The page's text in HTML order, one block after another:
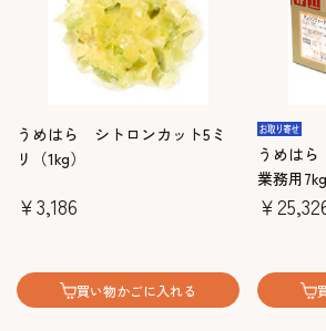
うめはら シトロンカット5ミ
リ（1kg）
￥3,186
買い物かごに入れる
うめは
業務用7kg
￥